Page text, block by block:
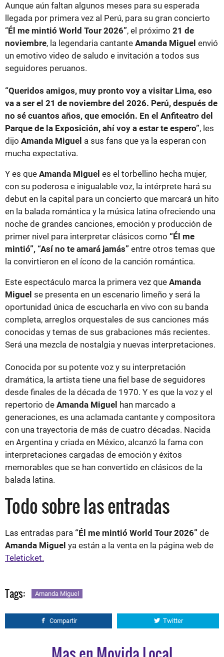
Aunque aún faltan algunos meses para su esperada
llegada por primera vez al Perú, para su gran concierto
“Él me mintió World Tour 2026”, el próximo 21 de
noviembre, la legendaria cantante Amanda Miguel envió
un emotivo video de saludo e invitación a todos sus
seguidores peruanos.
“Queridos amigos, muy pronto voy a visitar Lima, eso
va a ser el 21 de noviembre del 2026. Perú, después de
no sé cuantos años, que emoción. En el Anfiteatro del
Parque de la Exposición, ahí voy a estar te espero”, les
dijo Amanda Miguel a sus fans que ya la esperan con
mucha expectativa.
Y es que Amanda Miguel es el torbellino hecha mujer,
con su poderosa e inigualable voz, la intérprete hará su
debut en la capital para un concierto que marcará un hito
en la balada romántica y la música latina ofreciendo una
noche de grandes canciones, emoción y producción de
primer nivel para interpretar clásicos como “Él me
mintió”, “Así no te amará jamás” entre otros temas que
la convirtieron en el ícono de la canción romántica.
Este espectáculo marca la primera vez que Amanda
Miguel se presenta en un escenario limeño y será la
oportunidad única de escucharla en vivo con su banda
completa, arreglos orquestales de sus canciones más
conocidas y temas de sus grabaciones más recientes.
Será una mezcla de nostalgia y nuevas interpretaciones.
Conocida por su potente voz y su interpretación
dramática, la artista tiene una fiel base de seguidores
desde finales de la década de 1970. Y es que la voz y el
repertorio de Amanda Miguel han marcado a
generaciones, es una aclamada cantante y compositora
con una trayectoria de más de cuatro décadas. Nacida
en Argentina y criada en México, alcanzó la fama con
interpretaciones cargadas de emoción y éxitos
memorables que se han convertido en clásicos de la
balada latina.
Todo sobre las entradas
Las entradas para “Él me mintió World Tour 2026” de
Amanda Miguel ya están a la venta en la página web de
Teleticket.
Tags: Amanda Miguel
Compartir Twitter